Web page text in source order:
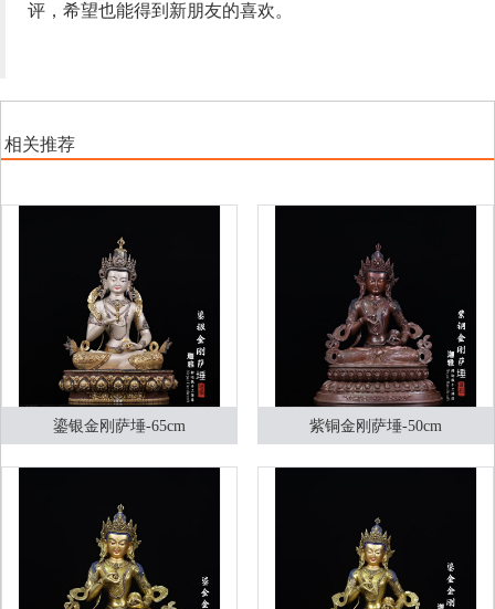
评，希望也能得到新朋友的喜欢。
相关推荐
鎏银金刚萨埵-65cm 紫铜金刚萨埵-50cm